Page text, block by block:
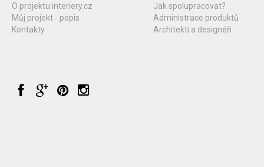
O projektu interiery.cz
Můj projekt - popis
Kontakty
Jak spolupracovat?
Administrace produktů
Architekti a designéři